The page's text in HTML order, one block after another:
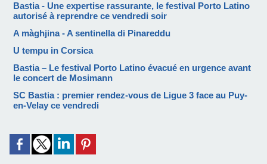
Bastia - Une expertise rassurante, le festival Porto Latino
autorisé à reprendre ce vendredi soir
A màghjina - A sentinella di Pinareddu
U tempu in Corsica
Bastia – Le festival Porto Latino évacué en urgence avant
le concert de Mosimann
SC Bastia : premier rendez-vous de Ligue 3 face au Puy-
en-Velay ce vendredi